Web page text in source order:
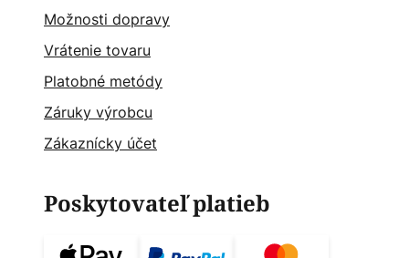
Možnosti dopravy
Vrátenie tovaru
Platobné metódy
Záruky výrobcu
Zákaznícky účet
Poskytovateľ platieb